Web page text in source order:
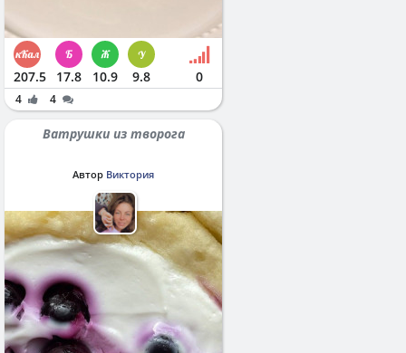
207.5 17.8 10.9 9.8 0
4 4
Ватрушки из творога
Автор Виктория